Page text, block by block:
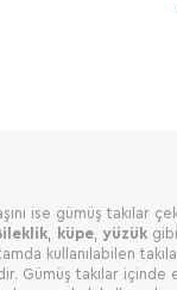
ise gümüş takılar
küpe yüzük
kullanılabilen
Gümüş takılar